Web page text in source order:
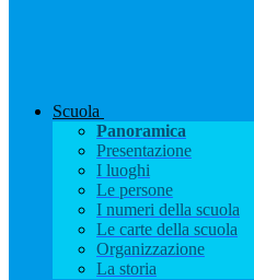
Scuola
Panoramica
Presentazione
I luoghi
Le persone
I numeri della scuola
Le carte della scuola
Organizzazione
La storia